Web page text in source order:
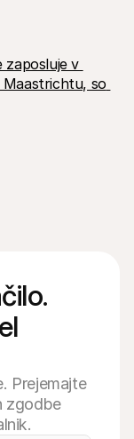
zaposluje v
so
Prejemajte
zgodbe